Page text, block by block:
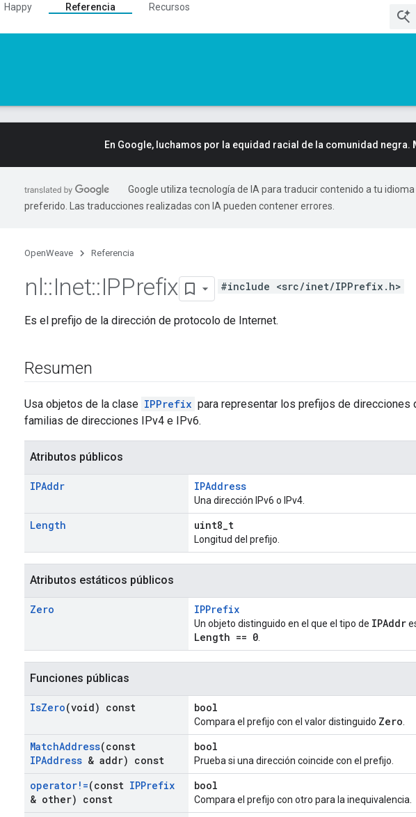
Happy Referencia Recursos
En Google, luchamos por la equidad racial de la comunidad negra.
Google utiliza tecnología de IA para traducir contenido a tu idioma
preferido. Las traducciones realizadas con IA pueden contener errores.
OpenWeave Referencia
nl::Inet::IPPrefix #include <src/inet/IPPrefix.h>
Es el prefijo de la dirección de protocolo de Internet.
Resumen
Usa objetos de la clase IPPrefix para representar los prefijos de
familias de direcciones IPv4 e IPv6.
Atributos públicos
IPAddr IPAddress
Una dirección IPv6 o IPv4.
Length uint8_t
Longitud del prefijo.
Atributos estáticos públicos
Zero IPPrefix
Un objeto distinguido en el que el tipo de IPAddr
Length == 0
Funciones públicas
IsZero(void) const bool
Compara el prefijo con el valor distinguido Zero
MatchAddress(const
IPAddress & addr) const
bool
Prueba si una dirección coincide con el prefijo.
operator!=(const IPPrefix
& other) const
bool
Compara el prefijo con otro para la inequivalencia.